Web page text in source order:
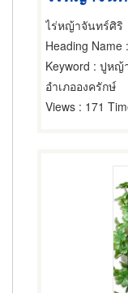
ไร่หญ้าจันทร์ศิริ
Heading Name
Keyword : ปูหญ้
อำเภอองครักษ์
Views : 171